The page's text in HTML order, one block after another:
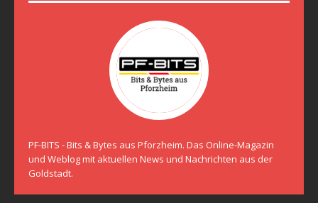
PF-BITS - Bits & Bytes aus Pforzheim. Das Online-Magazin
und Weblog mit aktuellen News und Nachrichten aus der
Goldstadt.